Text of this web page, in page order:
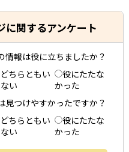
に関するアンケート
情報は役に立ちましたか？
どちらともい
い
役にたたな
かった
見つけやすかったですか？
どちらともい
い
役にたたな
かった